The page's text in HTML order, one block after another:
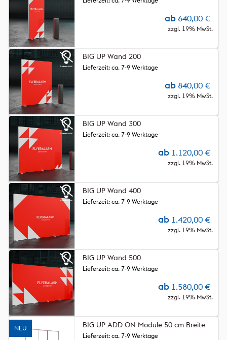
ab 640,00 €
zzgl. 19% MwSt.
BIG UP Wand 200
ab 840,00 €
zzgl. 19% MwSt.
Lieferzeit: ca. 7-9 Werktage
BIG UP Wand 300
ab 1.120,00 €
zzgl. 19% MwSt.
Lieferzeit: ca. 7-9 Werktage
BIG UP Wand 400
ab 1.420,00 €
zzgl. 19% MwSt.
Lieferzeit: ca. 7-9 Werktage
BIG UP Wand 500
ab 1.580,00 €
zzgl. 19% MwSt.
Lieferzeit: ca. 7-9 Werktage
NEU BIG UP ADD ON Module 50 cm Breite
Lieferzeit: ca. 7-9 Werktage